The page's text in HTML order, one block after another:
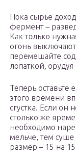
Пока сырье
фермент –
Как только
огонь
перемешайте
лопаткой,
Теперь оставьте
этого времени
сгустка. Если он
столько же
необходимо
мельче, тем
размер – 15 на